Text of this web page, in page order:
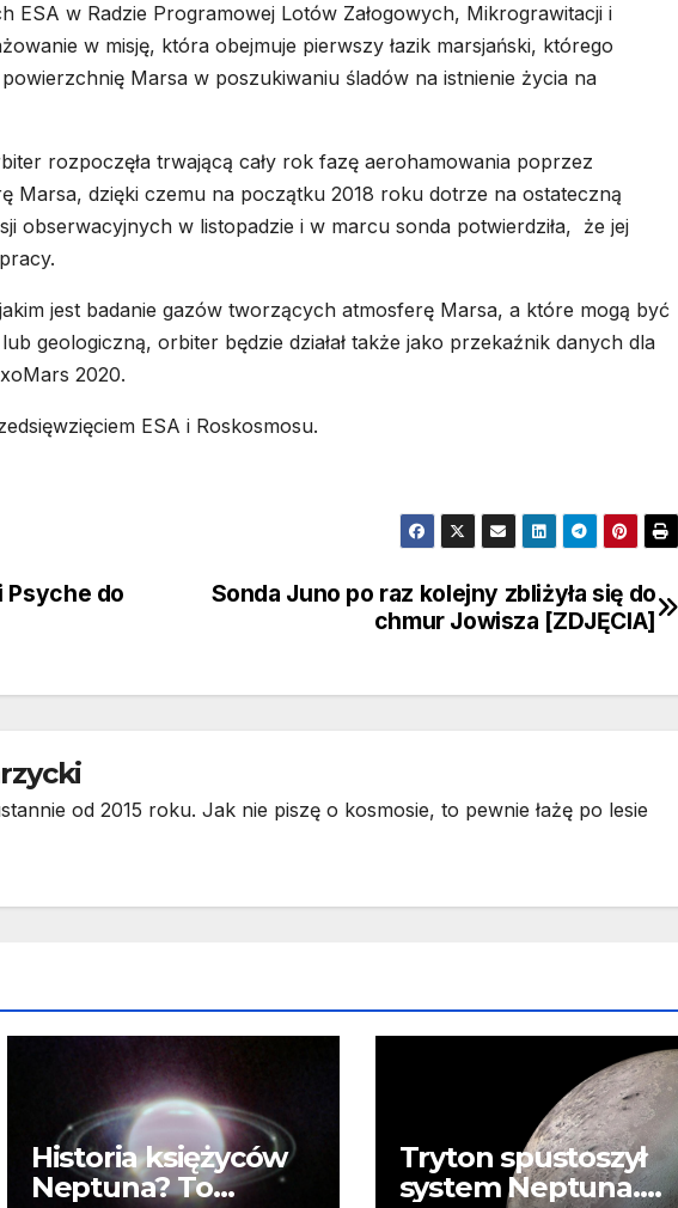
ESA w Radzie Programowej Lotów Załogowych, Mikrograwitacji i
w misję, która obejmuje pierwszy łazik marsjański, którego
Marsa w poszukiwaniu śladów na istnienie życia na
rozpoczęła trwającą cały rok fazę aerohamowania poprzez
Marsa, dzięki czemu na początku 2018 roku dotrze na ostateczną
obserwacyjnych w listopadzie i w marcu sonda potwierdziła, że jej
jest badanie gazów tworzących atmosferę Marsa, a które mogą być
geologiczną, orbiter będzie działał także jako przekaźnik danych dla
2020.
ESA i Roskosmosu.
Sonda Juno po raz kolejny zbliżyła się do
chmur Jowisza [ZDJĘCIA]
Psyche do
od 2015 roku. Jak nie piszę o kosmosie, to pewnie łażę po lesie
Historia księżyców
Neptuna? To
Tryton spustoszył
system Neptuna.